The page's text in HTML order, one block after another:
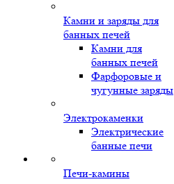
Камни и заряды для
банных печей
Камни для
банных печей
Фарфоровые и
чугунные заряды
Электрокаменки
Электрические
банные печи
Печи-камины